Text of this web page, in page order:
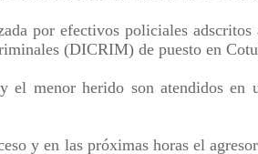
por efectivos policiales
(DICRIM) de puesto en
el menor herido son atendidos en
y en las próximas horas el